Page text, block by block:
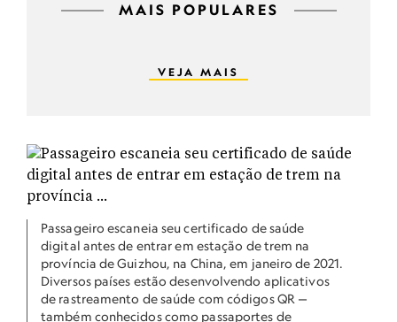
MAIS POPULARES
VEJA MAIS
Passageiro escaneia seu certificado de saúde
digital antes de entrar em estação de trem na
província de Guizhou, na China, em janeiro de 2021.
Diversos países estão desenvolvendo aplicativos
de rastreamento de saúde com códigos QR —
também conhecidos como passaportes de